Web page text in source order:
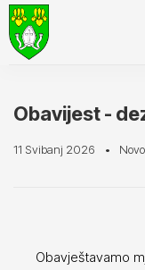
Obavijest -
11 Svibanj 2026
Obavještavamo